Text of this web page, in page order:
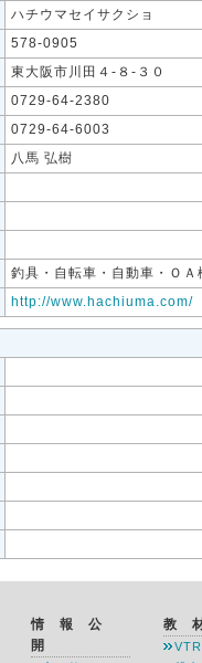
ハチウマセイサクショ
578-0905
東大阪市川田４-８-３０
0729-64-2380
0729-64-6003
八馬 弘樹
釣具・自転車・自動車・Ｏ
http://www.hachiuma.com/
情 報 公
開
教